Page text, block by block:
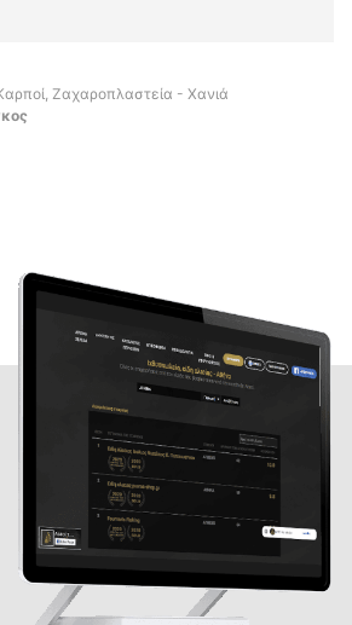
Ζαχαροπλαστεία - Χανιά